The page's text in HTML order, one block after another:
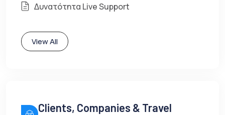
Δυνατότητα Live Support
View All
Clients, Companies & Travel